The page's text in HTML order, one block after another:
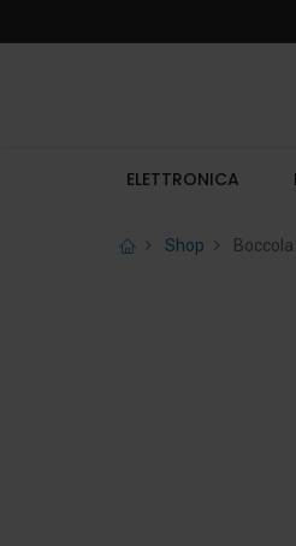
ELETTRONICA
Shop